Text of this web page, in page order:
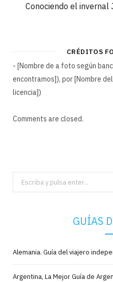
Conociendo el
CRÉDITOS
- [Nombre de a foto según
encontramos]), por [Nombre
licencia])
Comments are closed.
Search
for:
GUÍAS
Alemania. Guía del viajero
Argentina, La Mejor Guía de